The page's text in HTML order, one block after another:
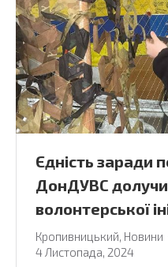
Єдність заради
ДонДУВС
волонтерської
Кропивницький, Новини
4 Листопада, 2024